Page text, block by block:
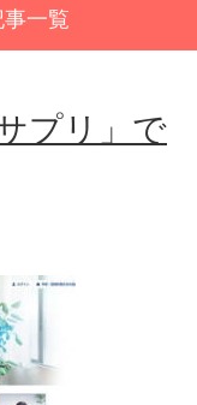
事一覧
プリ」で